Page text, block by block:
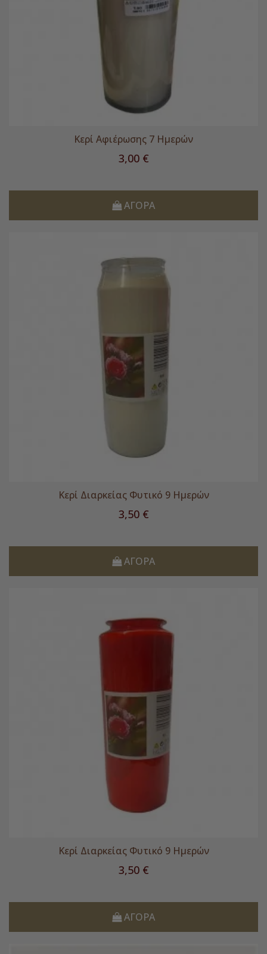
Κερί Αφιέρωσης 7 Ημερών
Τιμή
3,00 €
ΑΓΟΡΆ
Κερί Διαρκείας Φυτικό 9 Ημερών
Τιμή
3,50 €
ΑΓΟΡΆ
Κερί Διαρκείας Φυτικό 9 Ημερών
Τιμή
3,50 €
ΑΓΟΡΆ